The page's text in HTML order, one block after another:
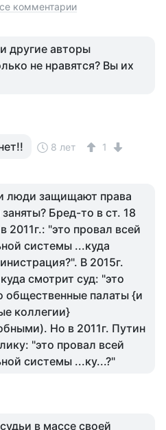
комментарии
другие авторы
не нравятся? Вы их
8 лет 1
люди защищают права
Бред-то в ст. 18
2011г.: "это провал всей
системы ...куда
В 2015г.
смотрит суд: "это
общественные палаты {и
коллегии}
Но в 2011г. Путин
"это провал всей
системы ...ку...?"
в массе своей